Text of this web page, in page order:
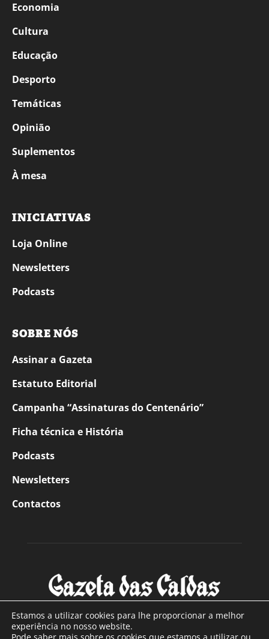
Economia
Cultura
Educação
Desporto
Temáticas
Opinião
Suplementos
À mesa
INICIATIVAS
Loja Online
Newsletters
Podcasts
SOBRE NÓS
Assinar a Gazeta
Estatuto Editorial
Campanha “Assinaturas do Centenário”
Ficha técnica e História
Podcasts
Newsletters
Contactos
Estamos a utilizar cookies para lhe proporcionar a melhor
experiência no nosso website.